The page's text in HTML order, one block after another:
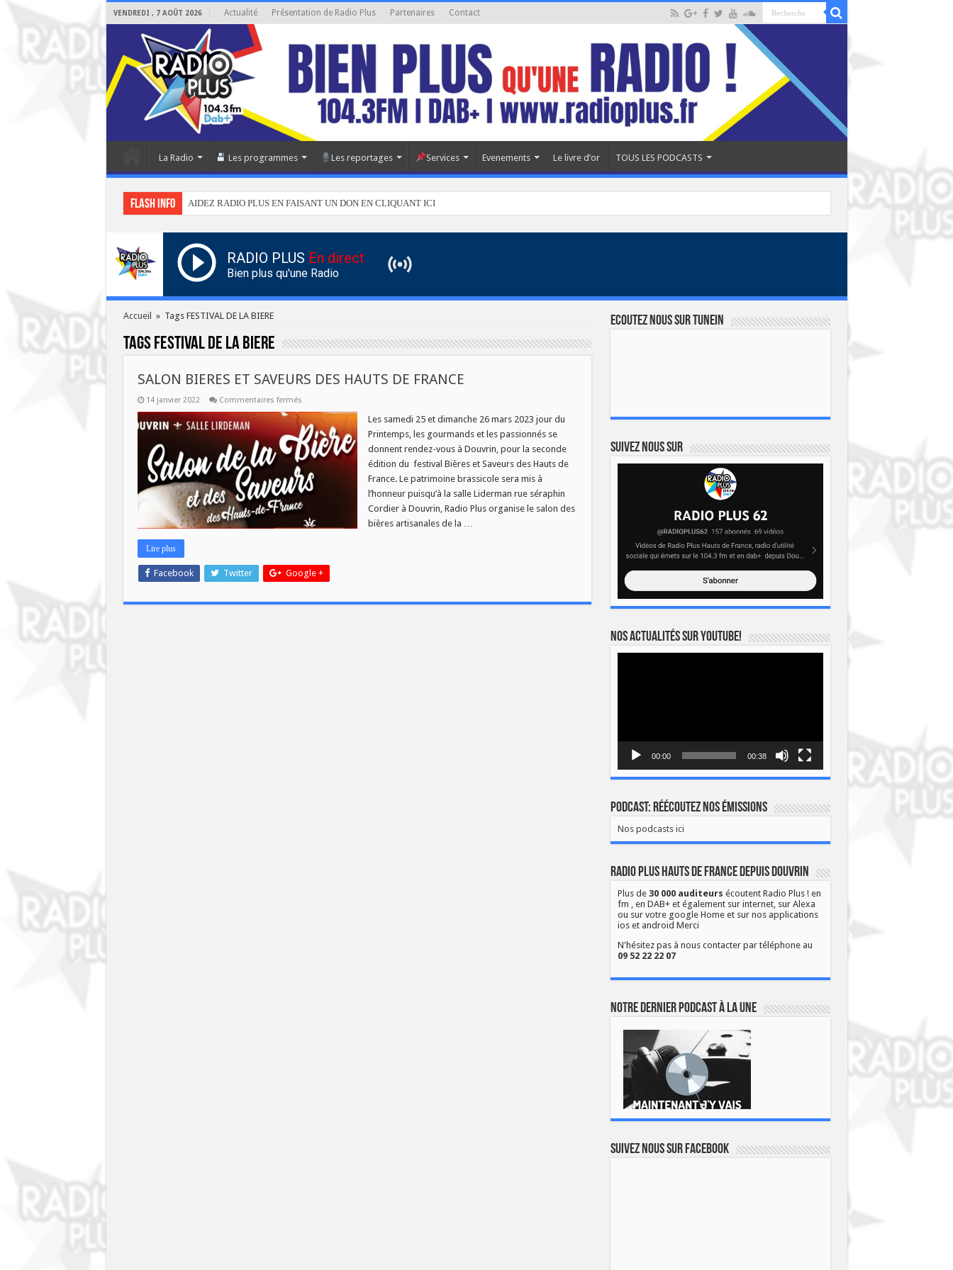
VENDREDI , 7 AOÛT 2026 Actualité Présentation de Radio Plus Partenaires Contact
La Radio Les programmes Les reportages Services Evenements Le livre d’or TOUS LES PODCASTS
Flash info AIDEZ RADIO PLUS EN FAISANT UN DON EN CLIQUANT ICI
RADIO PLUS En direct
Bien plus qu'une Radio
Accueil » Tags FESTIVAL DE LA BIERE
Tags FESTIVAL DE LA BIERE
SALON BIERES ET SAVEURS DES HAUTS DE FRANCE
14 janvier 2022 Commentaires ferméssur
BIERES
ET
SAVEURS
DES
HAUTS
DE
FRANCE
Les samedi 25 et dimanche 26 mars 2023 jour du
Printemps, les gourmands et les passionnés se
donnent rendez-vous à Douvrin, pour la seconde
édition du festival Bières et Saveurs des Hauts de
France. Le patrimoine brassicole sera mis à
l’honneur puisqu’à la salle Liderman rue séraphin
Cordier à Douvrin, Radio Plus organise le salon des
bières artisanales de la …
Lire plus
Facebook Twitter Google +
Ecoutez nous sur TuneIn
Suivez nous sur
Nos actualités sur YOUTUBE!
00:00 00:38
Podcast: Réécoutez nos émissions
Nos podcasts ici
Radio Plus Hauts de France depuis Douvrin
Plus de 30 000 auditeurs écoutent Radio Plus ! en
fm , en DAB+ et également sur internet, sur Alexa
ou sur votre google Home et sur nos applications
ios et android Merci
N'hésitez pas à nous contacter par téléphone au
09 52 22 22 07
Notre dernier podcast à la une
Suivez nous sur Facebook